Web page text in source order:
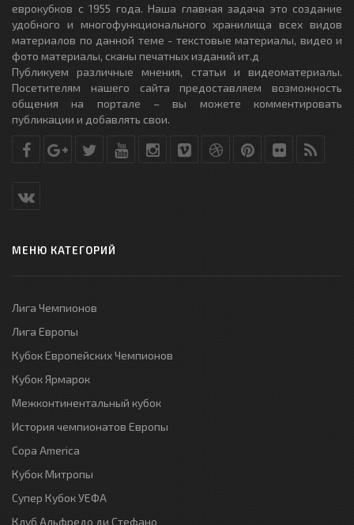
еврокубков с 1955 года. Наша главная задача это создание
удобного и многофункционального хранилища всех видов
материалов по данной теме - текстовые материалы, видео и
фото материалы, сканы печатных изданий ит.д
Публикуем различные мнения, статьи и видеоматериалы.
Посетителям нашего сайта предоставляем возможность
общения на портале – вы можете комментировать
публикации и добавлять свои.
МЕНЮ КАТЕГОРИЙ
Лига Чемпионов
Лига Европы
Кубок Европейских Чемпионов
Кубок Ярмарок
Межконтинентальный кубок
История чемпионатов Европы
Copa America
Кубок Митропы
Супер Кубок УЕФА
Клуб Альфредо ди Стефано